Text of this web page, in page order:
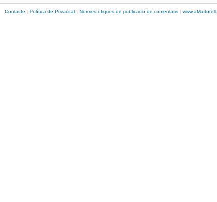
Contacte | Política de Privacitat | Normes ètiques de publicació de comentaris | www.aMartorell